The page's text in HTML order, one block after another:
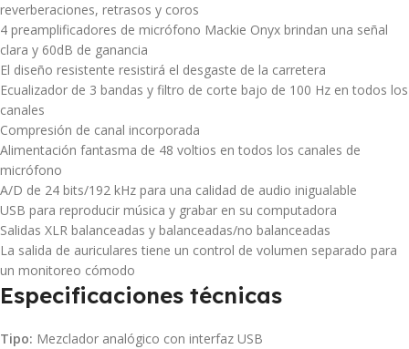
reverberaciones, retrasos y coros
4 preamplificadores de micrófono Mackie Onyx brindan una señal
clara y 60dB de ganancia
El diseño resistente resistirá el desgaste de la carretera
Ecualizador de 3 bandas y filtro de corte bajo de 100 Hz en todos los
canales
Compresión de canal incorporada
Alimentación fantasma de 48 voltios en todos los canales de
micrófono
A/D de 24 bits/192 kHz para una calidad de audio inigualable
USB para reproducir música y grabar en su computadora
Salidas XLR balanceadas y balanceadas/no balanceadas
La salida de auriculares tiene un control de volumen separado para
un monitoreo cómodo
Especificaciones técnicas
Tipo: Mezclador analógico con interfaz USB